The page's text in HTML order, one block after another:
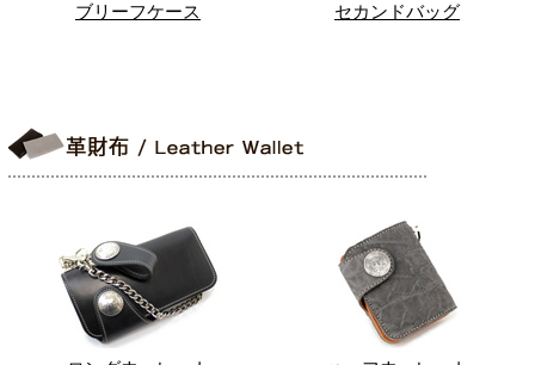
ブリーフケース セカンドバッグ